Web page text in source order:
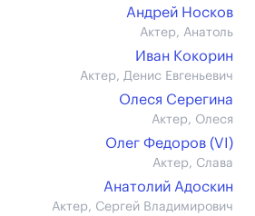
Андрей Носков
Актер, Анатоль
Иван Кокорин
Актер, Денис Евгеньевич
Олеся Серегина
Актер, Олеся
Олег Федоров (VI)
Актер, Слава
Анатолий Адоскин
Актер, Сергей Владимирович